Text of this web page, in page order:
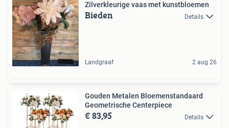
Zilverkleurige vaas met kunstbloemen
Bieden Details
Landgraaf 2 aug 26
Gouden Metalen Bloemenstandaard
Geometrische Centerpiece
€ 83,95 Details